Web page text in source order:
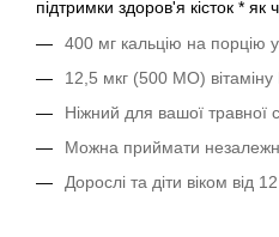
підтримки здоров'я кісток *
400 мг кальцію на порцію
12,5 мкг (500 МО) вітаміну
Ніжний для вашої травної
Можна приймати
Дорослі та діти віком від